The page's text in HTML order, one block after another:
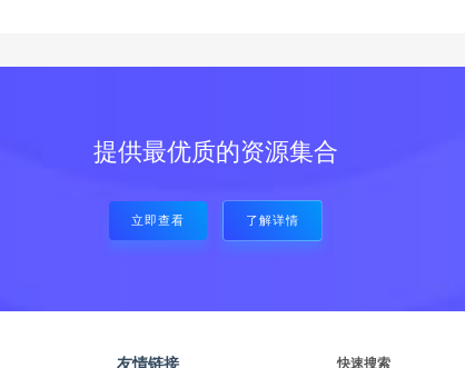
提供最优质的资源集合
立即查看 了解详情
友情链接 快速搜索